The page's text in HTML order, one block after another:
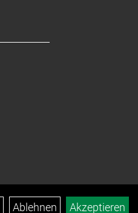
Ablehnen Akzeptieren